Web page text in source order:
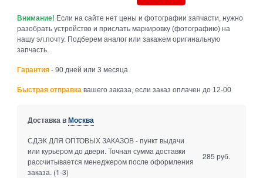
Внимание! Если на сайте нет цены и фотографии запчасти, нужно
разобрать устройство и прислать маркировку (фотографию) на
нашу эл.почту. Подберем аналог или закажем оригинальную
запчасть.
Гарантия - 90 дней или 3 месяца
Быстрая отправка вашего заказа, если заказ оплачен до 12-00
Доставка вМосква
СДЭК ДЛЯ ОПТОВЫХ ЗАКАЗОВ - пункт выдачи
или курьером до двери. Точная сумма доставки
рассчитывается менеджером после оформления
заказа. (1-3)
285 руб.